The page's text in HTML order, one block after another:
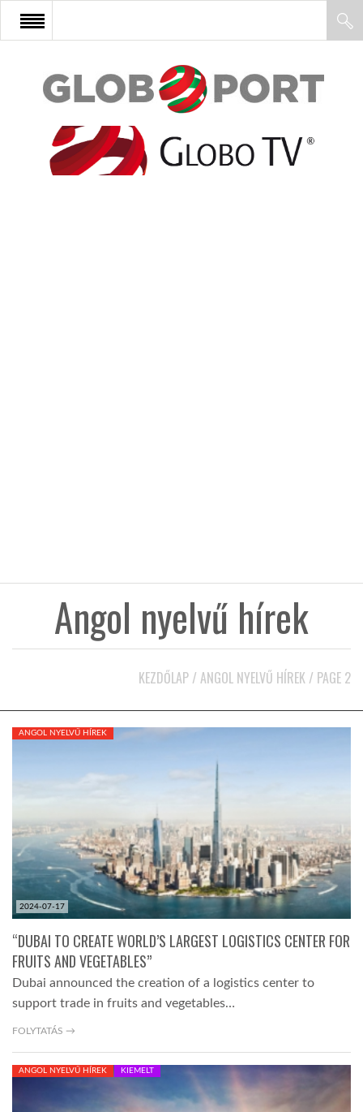
FŐOLDAL
AFRIKA
HÍR3D
AFRIKA TUDÁSTÁR
A NAP SZÉPE
LINKTR.EE
DOBRAVERO.HU
Angol nyelvű hírek
KEZDŐLAP / ANGOL NYELVŰ HÍREK / PAGE 2
2024-07-17
ANGOL NYELVŰ HÍREK
“DUBAI TO CREATE WORLD’S LARGEST LOGISTICS CENTER FOR
FRUITS AND VEGETABLES”
Dubai announced the creation of a logistics center to
support trade in fruits and vegetables…
FOLYTATÁS →
ANGOL NYELVŰ HÍREK KIEMELT